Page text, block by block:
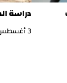
دراسة
3 أغسطس, 2026